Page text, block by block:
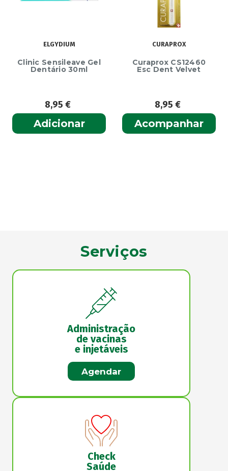
ELGYDIUM
Clinic Sensileave Gel
Dentário 30ml
8,95€
Adicionar
CURAPROX
Curaprox CS12460
Esc Dent Velvet
8,95€
Acompanhar
Serviços
Administração
de vacinas
e injetáveis
Agendar
Check
Saúde